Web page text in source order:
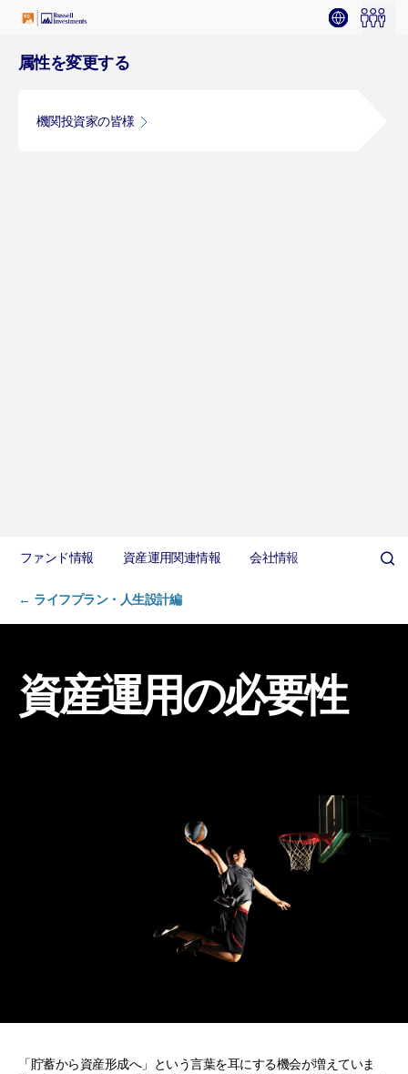
属性を変更する
機関投資家の皆様
ファンド情報 資産運用関連情報 会社情報
← ライフプラン・人生設計編
資産運用の必要性
「貯蓄から資産形成へ」という言葉を耳にする機会が増えていま